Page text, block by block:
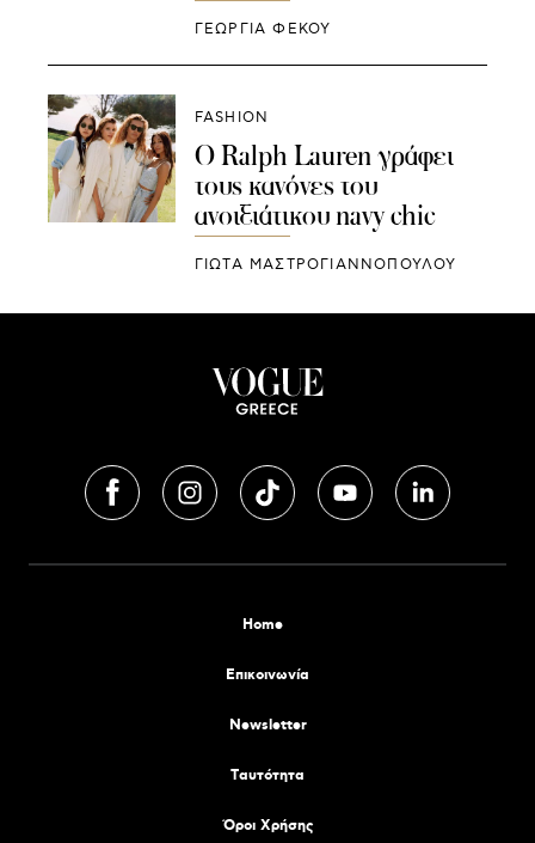
ΓΕΩΡΓΙΑ ΦΕΚΟΥ
FASHION
Ο Ralph Lauren γράφει
τους κανόνες του
ανοιξιάτικου navy chic
ΓΙΩΤΑ ΜΑΣΤΡΟΓΙΑΝΝΟΠΟΥΛΟΥ
Home
Επικοινωνία
Newsletter
Tαυτότητα
Όροι Χρήσης